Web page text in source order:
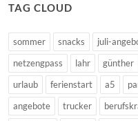
TAG CLOUD
sommer snacks juli-
netzengpass
lahr günther
urlaub
ferienstart a5
angebote
trucker